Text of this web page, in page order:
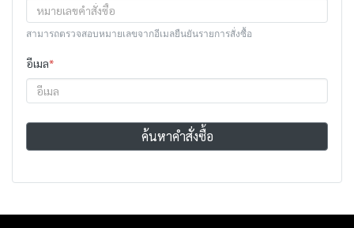
สามารถตรวจสอบหมายเลขจากอีเมลยืนยันรายการสั่งซื้อ
อีเมล*
ค้นหาคำสั่งซื้อ